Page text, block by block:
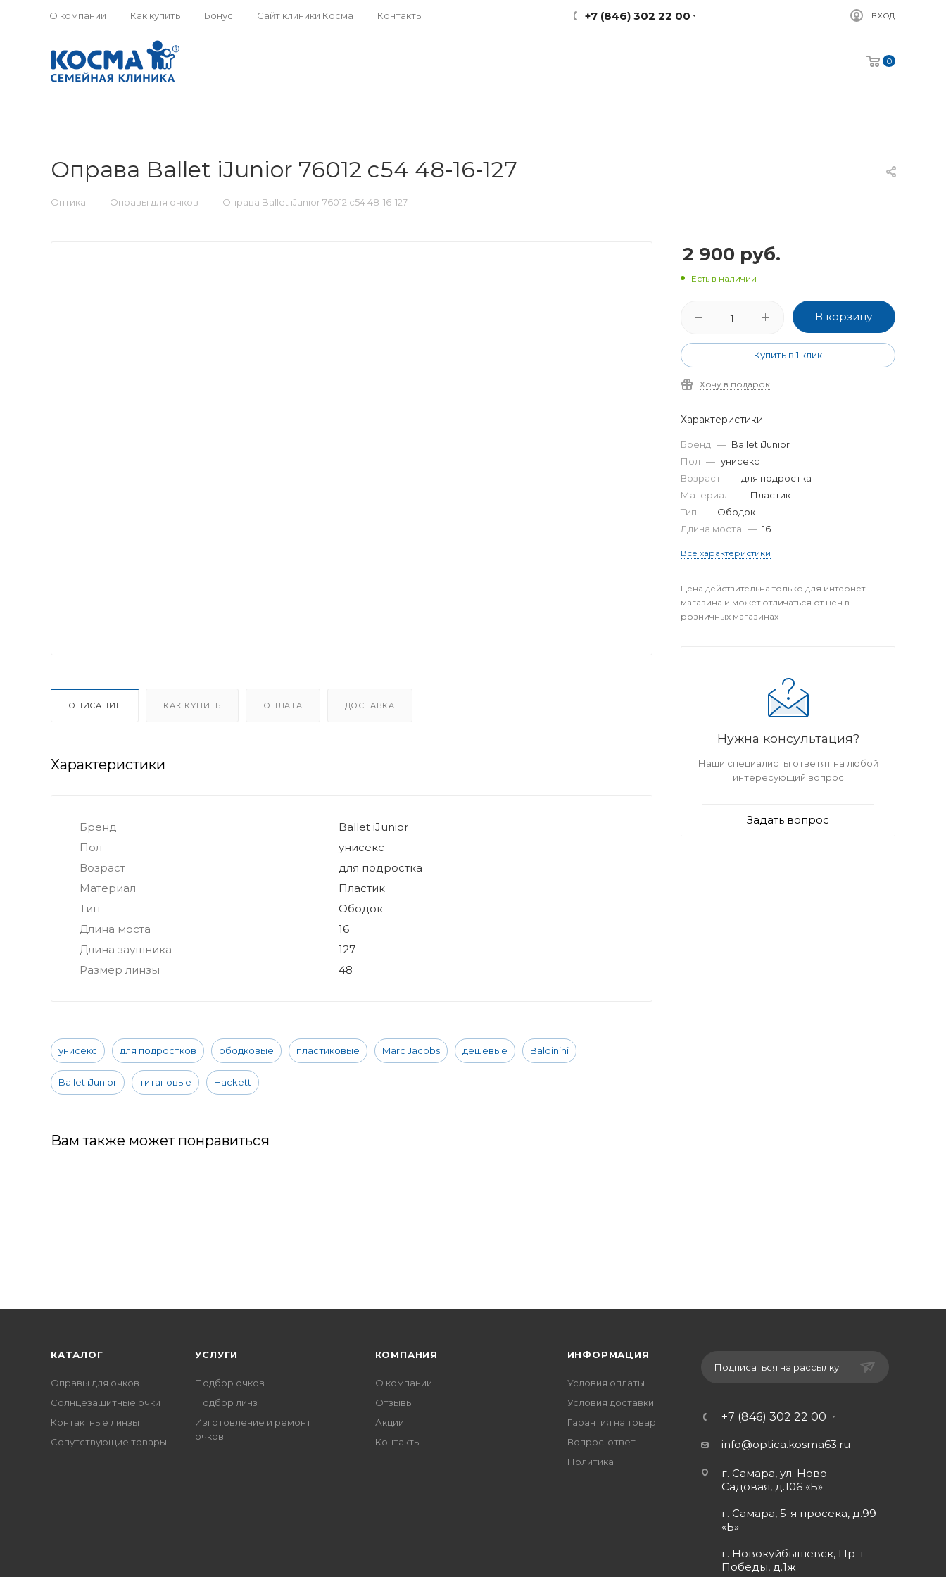
О компании Как купить Бонус Сайт клиники Косма Контакты +7 (846) 302 22 00 ВХОД
0
Оправа Ballet iJunior 76012 c54 48-16-127
Оптика — Оправы для очков — Оправа Ballet iJunior 76012 c54 48-16-127
ОПИСАНИЕ КАК КУПИТЬ ОПЛАТА ДОСТАВКА
Характеристики
Бренд
Ballet iJunior
Пол
унисекс
Возраст
для подростка
Материал
Пластик
Тип
Ободок
Длина моста
16
Длина заушника
127
Размер линзы
48
унисекс для подростков ободковые пластиковые Marc Jacobs дешевые Baldinini
Ballet iJunior титановые Hackett
Вам также может понравиться
2 900 руб.
Есть в наличии
В корзину
Купить в 1 клик
Хочу в подарок
Характеристики
Бренд — Ballet iJunior
Пол — унисекс
Возраст — для подростка
Материал — Пластик
Тип — Ободок
Длина моста — 16
Все характеристики
Цена действительна только для интернет-
магазина и может отличаться от цен в
розничных магазинах
Нужна консультация?
Наши специалисты ответят на любой
интересующий вопрос
Задать вопрос
КАТАЛОГ
Оправы для очков
Солнцезащитные очки
Контактные линзы
Сопутствующие товары
УСЛУГИ
Подбор очков
Подбор линз
Изготовление и ремонт
очков
КОМПАНИЯ
О компании
Отзывы
Акции
Контакты
ИНФОРМАЦИЯ
Условия оплаты
Условия доставки
Гарантия на товар
Вопрос-ответ
Политика
Подписаться на рассылку
+7 (846) 302 22 00
info@optica.kosma63.ru
г. Самара, ул. Ново-
Садовая, д.106 «Б»
г. Самара, 5-я просека, д.99
«Б»
г. Новокуйбышевск, Пр-т
Победы, д.1ж